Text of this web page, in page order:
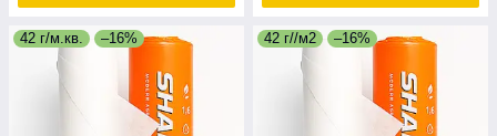
42 г/м.кв. –16% 42 г//м2 –16%